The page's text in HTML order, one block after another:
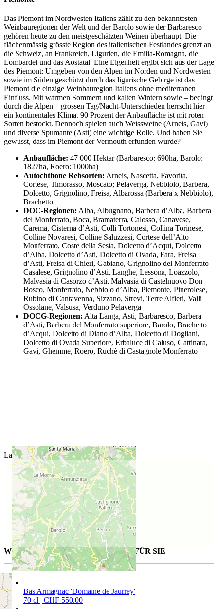
Das Piemont im Nordwesten Italiens zählt zu den bekanntesten
Weinbauregionen der Welt und der Barolo sowie der Barbaresco
gehören heute zu den meistgeschätzten Weinen überhaupt. Die
flächenmässig grösste Region des italienischen Festlandes grenzt an
die Schweiz, an Frankreich, Ligurien, die Emilia-Romagna, die
Lombardei und das Aostatal. Eine Eigenheit ergibt sich aus der Lage
des Piemont: Umgeben von den Alpen im Norden und Nordwesten
sowie im Süden geschützt durch das ligurische Gebirge ist das
Piemont die einzige Weinbauregion Italiens ohne mediterranen
Einfluss. Mit warmen Sommern und kalten Wintern sowie – bedingt
durch die Alpen – grossen Tag/Nacht-Unterschieden herrscht hier
ein kontinentales Klima. 90 Prozent der Anbaufläche ist mit roten
Sorten bestockt. Dennoch spielen auch Weissweine (Arneis, Gavi)
und diverse Spumante (Asti) eine wichtige Rolle. Und haben Sie
gewusst, dass im Piemont der Vermouth erfunden wurde?
Anbaufläche: 47 000 Hektar (Barbaresco: 690ha, Barolo:
1827ha, Roero: 1000ha)
Autochthone Rebsorten: Arneis, Nascetta, Favorita,
Cortese, Timorasso, Moscato; Pelaverga, Nebbiolo, Barbera,
Dolcetto, Grignolino, Freisa, Albarossa (Barbera x Nebbiolo),
Brachetto
DOC-Regionen: Alba, Albugnano, Barbera d’Alba, Barbera
del Monferrato, Boca, Bramaterra, Calosso, Canavese,
Carema, Cisterna d’Asti, Colli Tortonesi, Collina Torinese,
Colline Novaresi, Colline Saluzzesi, Cortese dell’Alto
Monferrato, Coste della Sesia, Dolcetto d’Acqui, Dolcetto
d’Alba, Dolcetto d’Asti, Dolcetto di Ovada, Fara, Freisa
d’Asti, Freisa di Chieri, Gabiano, Grignolino del Monferrato
Casalese, Grignolino d’Asti, Langhe, Lessona, Loazzolo,
Malvasia di Casorzo d’Asti, Malvasia di Castelnuovo Don
Bosco, Monferrato, Nebbiolo d’Alba, Piemonte, Pinerolese,
Rubino di Cantavenna, Sizzano, Strevi, Terre Alfieri, Valli
Ossolane, Valsusa, Verduno Pelaverga
DOCG-Regionen: Alta Langa, Asti, Barbaresco, Barbera
d’Asti, Barbera del Monferrato superiore, Barolo, Brachetto
d’Acqui, Dolcetto di Diano d’Alba, Dolcetto di Dogliani,
Dolcetto di Ovada Superiore, Erbaluce di Caluso, Gattinara,
Gavi, Ghemme, Roero, Ruchè di Castagnole Monferrato
Lage des Weinguts
WEITERE AUSGESUCHTE WEINE FÜR SIE
Bas Armagnac 'Domaine de Jaurrey'
70 cl | CHF 550.00